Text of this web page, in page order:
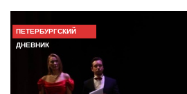
ПЕТЕРБУРГСКИЙ
ДНЕВНИК